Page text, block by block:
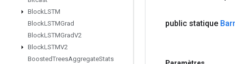
BlockLSTM
BlockLSTMGrad
BlockLSTMGradV2
BlockLSTMV2
BoostedTreesAggregateStats
public statique